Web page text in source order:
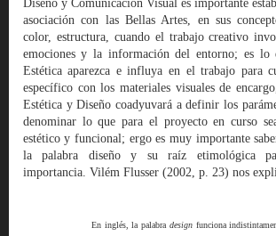
Diseño y Comunicación Visual es importante
asociación con las Bellas Artes, en sus
color, estructura, cuando el trabajo creativo
emociones y la información del entorno; es lo
Estética aparezca e influya en el trabajo para
específico con los materiales visuales de
Estética y Diseño coadyuvará a definir los
denominar lo que para el proyecto en curso
estético y funcional; ergo es muy importante
la palabra diseño y su raíz etimológica
importancia. Vilém Flusser (2002, p. 23) nos
En inglés, la palabra design funciona